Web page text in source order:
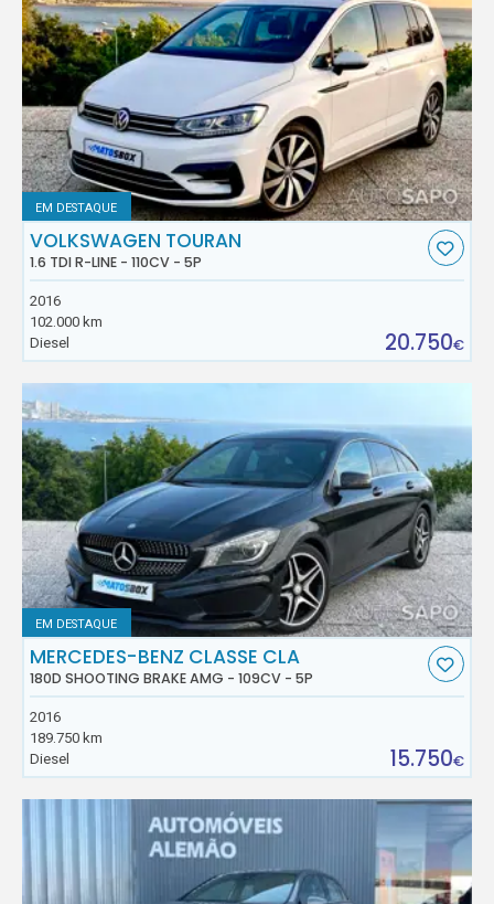
EM DESTAQUE
VOLKSWAGEN TOURAN
1.6 TDI R-LINE - 110CV - 5P
2016
102.000 km
Diesel
20.750€
EM DESTAQUE
MERCEDES-BENZ CLASSE CLA
180D SHOOTING BRAKE AMG - 109CV - 5P
2016
189.750 km
Diesel
15.750€